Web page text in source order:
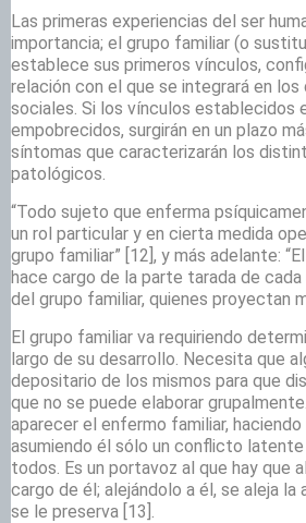
Las primeras experiencias del ser
importancia; el grupo familiar (o
establece sus primeros vínculos,
relación con el que se integrará en los
sociales. Si los vínculos establecidos
empobrecidos, surgirán en un plazo
síntomas que caracterizarán los
patológicos.
“Todo sujeto que enferma
un rol particular y en cierta medida
grupo familiar” [12], y más adelante:
hace cargo de la parte tarada de
del grupo familiar, quienes proyectan
El grupo familiar va requiriendo
largo de su desarrollo. Necesita que
depositario de los mismos para que
que no se puede elaborar
aparecer el enfermo familiar,
asumiendo él sólo un conflicto
todos. Es un portavoz al que hay que
cargo de él; alejándolo a él, se aleja la
se le preserva [13].